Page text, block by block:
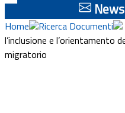
Eventi
Home Ricerca Documenti
l’inclusione e l’orientamento
migratorio